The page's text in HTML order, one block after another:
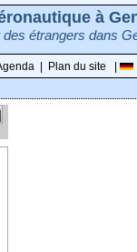
à
étrangers dans
Plan du site